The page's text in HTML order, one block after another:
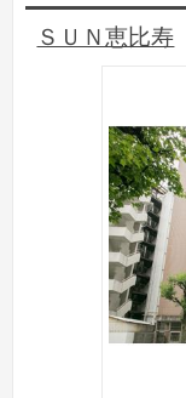
ＳＵＮ恵比寿